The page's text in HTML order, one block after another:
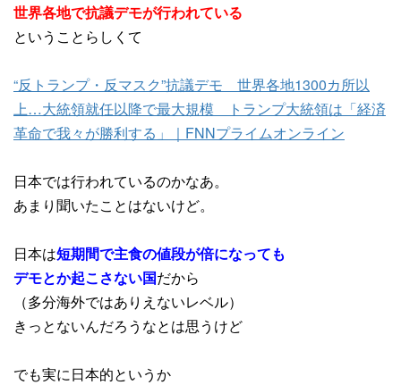
世界各地で抗議デモが行われている
ということらしくて
“反トランプ・反マスク”抗議デモ 世界各地1300カ所以
上…大統領就任以降で最大規模 トランプ大統領は「経済
革命で我々が勝利する」｜FNNプライムオンライン
日本では行われているのかなあ。
あまり聞いたことはないけど。
日本は短期間で主食の値段が倍になっても
デモとか起こさない国だから
（多分海外ではありえないレベル）
きっとないんだろうなとは思うけど
でも実に日本的というか